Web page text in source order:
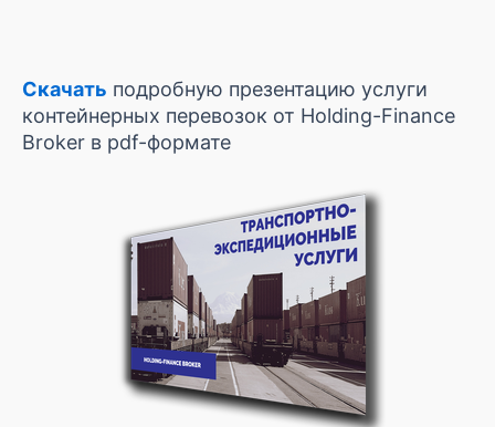
Скачать подробную презентацию услуги
контейнерных перевозок от Holding-Finance
Broker в pdf-формате